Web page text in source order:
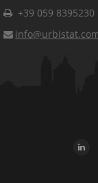
+39 059 8395230